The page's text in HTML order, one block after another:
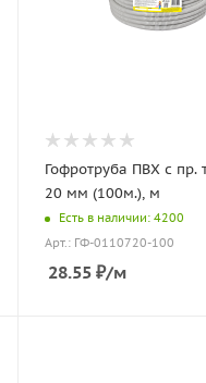
Гофротруба ПВХ с пр.
20 мм (100м.), м
Есть в наличии: 4200
Арт.: ГФ-0110720-100
28.55₽/м